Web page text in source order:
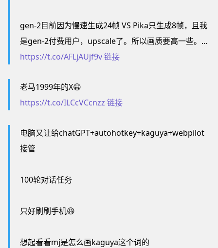
gen-2目前因为慢速生成24帧 VS Pika只生成8帧，且我
是gen-2付费用户，upscale了。所以画质要高一些。…
https://t.co/AFLjAUjf9v链接
老马1999年的X😀
https://t.co/ILCcVCcnzz 链接
电脑又让给chatGPT+autohotkey+kaguya+webpilot
接管
100轮对话任务
只好刷刷手机😆
想起看看mj是怎么画kaguya这个词的